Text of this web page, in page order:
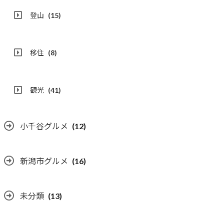
登山 (15)
移住 (8)
観光 (41)
小千谷グルメ (12)
新潟市グルメ (16)
未分類 (13)